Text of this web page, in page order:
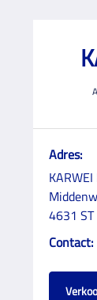
Adres:
4631
Contact: